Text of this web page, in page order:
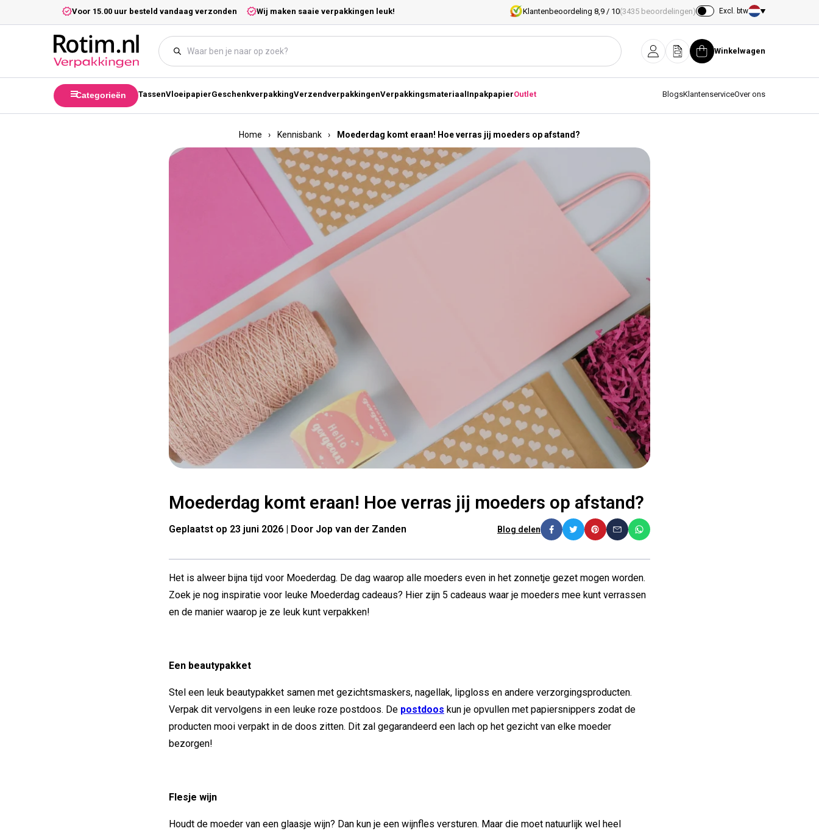
Meteen naar de contentVoor 15.00 uur besteld vandaag verzonden Wij maken saaie verpakkingen leuk! Klantenbeoordeling 8,9 / 10(3435 beoordelingen) Excl. btw
Land/regio
InloggenOfferteWinkelwagen
Winkelwagen
Categorieën TassenVloeipapierGeschenkverpakkingVerzendverpakkingenVerpakkingsmateriaal InpakpapierOutlet BlogsKlantenserviceOver ons
Home › Kennisbank › Moederdag komt eraan! Hoe verras jij moeders op afstand?
Moederdag komt eraan! Hoe verras jij moeders op afstand?
Geplaatst op 23 juni 2026 | Door Jop van der Zanden Blog delen
Het is alweer bijna tijd voor Moederdag. De dag waarop alle moeders even in het zonnetje gezet mogen worden.
Zoek je nog inspiratie voor leuke Moederdag cadeaus? Hier zijn 5 cadeaus waar je moeders mee kunt verrassen
en de manier waarop je ze leuk kunt verpakken!
Een beautypakket
Stel een leuk beautypakket samen met gezichtsmaskers, nagellak, lipgloss en andere verzorgingsproducten.
Verpak dit vervolgens in een leuke roze postdoos. De postdoos kun je opvullen met papiersnippers zodat de
producten mooi verpakt in de doos zitten. Dit zal gegarandeerd een lach op het gezicht van elke moeder
bezorgen!
Flesje wijn
Houdt de moeder van een glaasje wijn? Dan kun je een wijnfles versturen. Maar die moet natuurlijk wel heel